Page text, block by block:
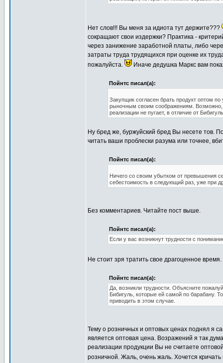
Нет слов!!! Вы меня за идиота тут держите???
сокращают свои издержки? Практика -
через занижение заработной платы, либо
затраты труда трудящихся при оценке их
пожалуйста.
Иначе дедушка Маркс вам
Пойнтс писал(а):
Закупщик согласен брать продукт оптом
рыночным своим соображениям. Возможно,
реализации не пугает, в отличие от
Ну бред же, буржуйский бред Вы несете тов.
читать ваши проблески разума или точнее,
Пойнтс писал(а):
Ничего со своим убытком от превышения
себестоимость в следующий раз, уже при
Без комментариев. Читайте пост выше.
Пойнтс писал(а):
Если у вас возникнут трудности с
Не стоит зря тратить свое драгоценное
Пойнтс писал(а):
Да, возникли трудности. Объясните
Бибигуль, которые ей самой по барабану.
приводить в этом случае.
Тему о розничных и оптовых ценах поднял я
является оптовая цена. Возражений я так
реализации продукции Вы не считаете
розничной. Жаль, очень жаль. Хочется